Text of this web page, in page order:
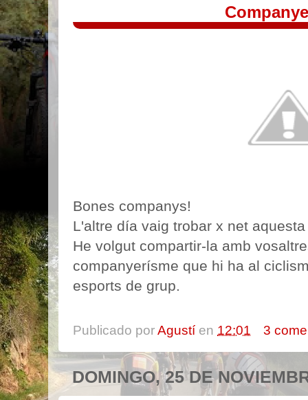
Bones companys!
L'altre día vaig trobar x net
He volgut compartir-la amb
companyerísme que hi ha al
esports de grup.
Publicado porAgustí en 12:01 3
DOMINGO, 25 DE